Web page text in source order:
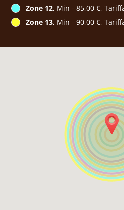
Zone 12, Min - 85,00 €,
Zone 13, Min - 90,00 €,